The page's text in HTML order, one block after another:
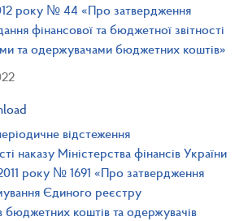
року № 44 «Про затвердження
фінансової та бюджетної звітності
та одержувачами бюджетних коштів»
відстеження
наказу Міністерства фінансів України
року № 1691 «Про затвердження
Єдиного реєстру
бюджетних коштів та одержувачів